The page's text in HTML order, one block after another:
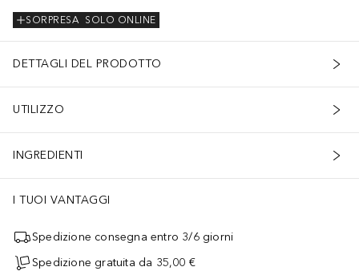
SOLO ONLINE
SORPRESA
DETTAGLI DEL PRODOTTO
UTILIZZO
INGREDIENTI
I TUOI VANTAGGI
Spedizione consegna entro 3/6 giorni
Spedizione gratuita da 35,00 €